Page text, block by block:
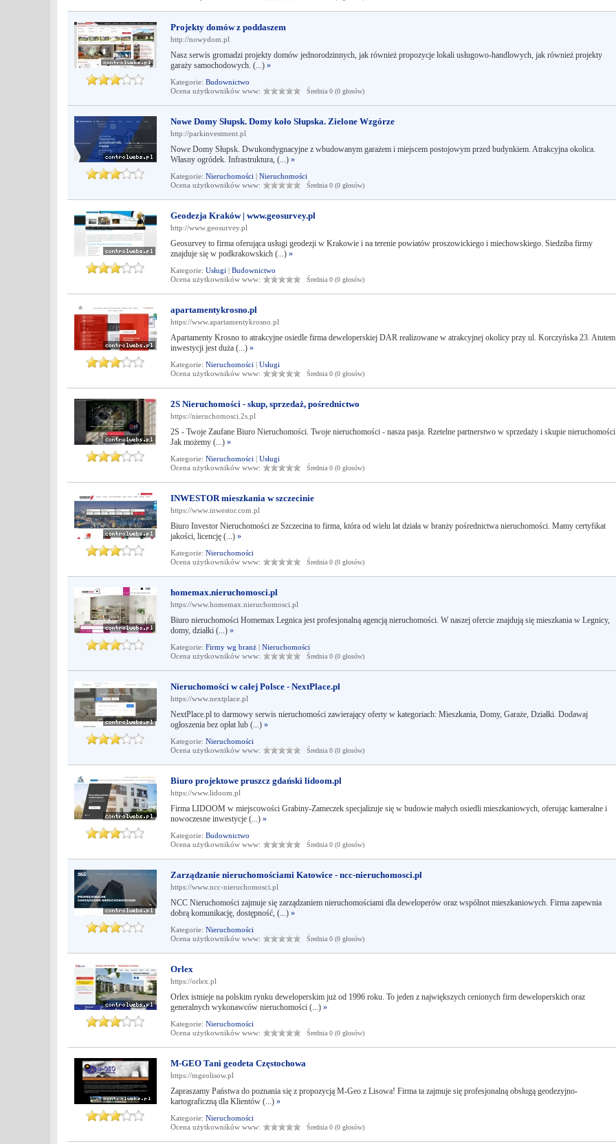
Projekty domów z poddaszem
http://nowydom.pl
Nasz serwis gromadzi projekty domów jednorodzinnych, jak również propozycje lokali usługowo-handlowych, jak również projekty
garaży samochodowych. (...) »
Kategorie: Budownictwo
Ocena użytkowników www:
Średnia 0 (0 głosów)
Nowe Domy Słupsk. Domy koło Słupska. Zielone Wzgórze
http://parkinvestment.pl
Nowe Domy Słupsk. Dwukondygnacyjne z wbudowanym garażem i miejscem postojowym przed budynkiem. Atrakcyjna okolica.
Własny ogródek. Infrastruktura, (...) »
Kategorie: Nieruchomości | Nieruchomości
Ocena użytkowników www:
Średnia 0 (0 głosów)
Geodezja Kraków | www.geosurvey.pl
http://www.geosurvey.pl
Geosurvey to firma oferująca usługi geodezji w Krakowie i na terenie powiatów proszowickiego i miechowskiego. Siedziba firmy
znajduje się w podkrakowskich (...) »
Kategorie: Usługi | Budownictwo
Ocena użytkowników www:
Średnia 0 (0 głosów)
apartamentykrosno.pl
https://www.apartamentykrosno.pl
Apartamenty Krosno to atrakcyjne osiedle firma deweloperskiej DAR realizowane w atrakcyjnej okolicy przy ul. Korczyńska 23. Atutem
inwestycji jest duża (...) »
Kategorie: Nieruchomości | Usługi
Ocena użytkowników www:
Średnia 0 (0 głosów)
2S Nieruchomości - skup, sprzedaż, pośrednictwo
https://nieruchomosci.2s.pl
2S - Twoje Zaufane Biuro Nieruchomości. Twoje nieruchomości - nasza pasja. Rzetelne partnerstwo w sprzedaży i skupie
Jak możemy (...) »
Kategorie: Nieruchomości | Usługi
Ocena użytkowników www:
Średnia 0 (0 głosów)
INWESTOR mieszkania w szczecinie
https://www.inwestor.com.pl
Biuro Investor Nieruchomości ze Szczecina to firma, która od wielu lat działa w branży pośrednictwa nieruchomości. Mamy certyfikat
jakości, licencję (...) »
Kategorie: Nieruchomości
Ocena użytkowników www:
Średnia 0 (0 głosów)
homemax.nieruchomosci.pl
https://www.homemax.nieruchomosci.pl
Biuro nieruchomości Homemax Legnica jest profesjonalną agencją nieruchomości. W naszej ofercie znajdują się mieszkania w Legnicy,
domy, działki (...) »
Kategorie: Firmy wg branż | Nieruchomości
Ocena użytkowników www:
Średnia 0 (0 głosów)
Nieruchomości w całej Polsce - NextPlace.pl
https://www.nextplace.pl
NextPlace.pl to darmowy serwis nieruchomości zawierający oferty w kategoriach: Mieszkania, Domy, Garaże, Działki. Dodawaj
ogłoszenia bez opłat lub (...) »
Kategorie: Nieruchomości
Ocena użytkowników www:
Średnia 0 (0 głosów)
Biuro projektowe pruszcz gdański lidoom.pl
https://www.lidoom.pl
Firma LIDOOM w miejscowości Grabiny-Zameczek specjalizuje się w budowie małych osiedli mieszkaniowych, oferując kameralne i
nowoczesne inwestycje (...) »
Kategorie: Budownictwo
Ocena użytkowników www:
Średnia 0 (0 głosów)
Zarządzanie nieruchomościami Katowice - ncc-nieruchomosci.pl
https://www.ncc-nieruchomosci.pl
NCC Nieruchomości zajmuje się zarządzaniem nieruchomościami dla deweloperów oraz wspólnot mieszkaniowych. Firma zapewnia
dobrą komunikację, dostępność, (...) »
Kategorie: Nieruchomości
Ocena użytkowników www:
Średnia 0 (0 głosów)
Orlex
https://orlex.pl
Orlex istnieje na polskim rynku deweloperskim już od 1996 roku. To jeden z największych cenionych firm deweloperskich oraz
generalnych wykonawców nieruchomości (...) »
Kategorie: Nieruchomości
Ocena użytkowników www:
Średnia 0 (0 głosów)
M-GEO Tani geodeta Częstochowa
https://mgeolisow.pl
Zapraszamy Państwa do poznania się z propozycją M-Geo z Lisowa! Firma ta zajmuje się profesjonalną obsługą geodezyjno-
kartograficzną dla Klientów (...) »
Kategorie: Nieruchomości
Ocena użytkowników www:
Średnia 0 (0 głosów)